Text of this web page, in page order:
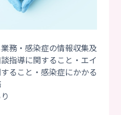
務・感染症の情報収集及
指導に関すること・エイ
ること・感染症にかかる